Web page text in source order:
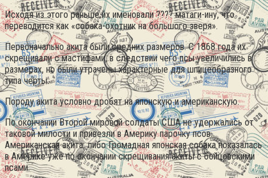
Исходя из этого раньше их именовали ???? матаги-ину, что
переводится как «собака-охотник на большого зверя».
Первоначально акита были средних размеров. С 1868 года их
скрещивали с мастифами, в следствии чего псы увеличились в
размерах, но были утрачены характерные для шпицеобразного
типа черты.
Породу акита условно дробят на японскую и американскую.
По окончании Второй мировой солдаты США не удержались от
таковой милости и привезли в Америку парочку псов.
Американская акита, либо Громадная японская собака показалась
в Америке уже по окончании скрещивания акиты с бойцовскими
псами.